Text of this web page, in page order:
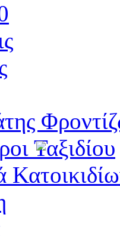
Ταξιδίου